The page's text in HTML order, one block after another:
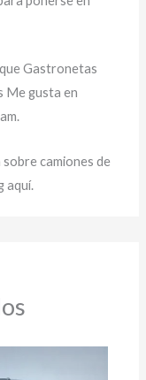
Gastronetas
Me gusta en
camiones de
aquí.